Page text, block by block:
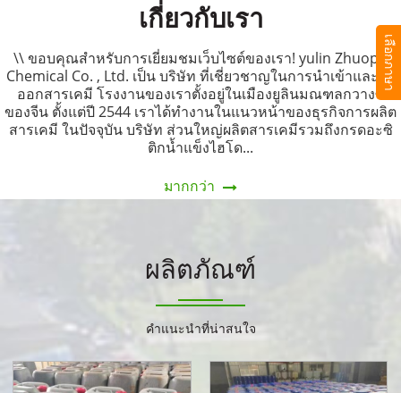
เกี่ยวกับเรา
\\ ขอบคุณสำหรับการเยี่ยมชมเว็บไซต์ของเรา! yulin Zhuopu
Chemical Co. , Ltd. เป็น บริษัท ที่เชี่ยวชาญในการนำเข้าและส่ง
ออกสารเคมี โรงงานของเราตั้งอยู่ในเมืองยูลินมณฑลกวางซี
ของจีน ตั้งแต่ปี 2544 เราได้ทำงานในแนวหน้าของธุรกิจการผลิต
สารเคมี ในปัจจุบัน บริษัท ส่วนใหญ่ผลิตสารเคมีรวมถึงกรดอะซิ
ติกน้ำแข็งไฮโด...
มากกว่า
ผลิตภัณฑ์
คำแนะนำที่น่าสนใจ
เลือกภาษา